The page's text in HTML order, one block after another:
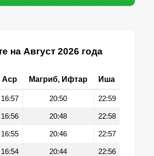
на Август 2026 года
Аср Магриб, Ифтар Иша
16:57 20:50 22:59
16:56 20:48 22:58
16:55 20:46 22:57
16:54 20:44 22:56